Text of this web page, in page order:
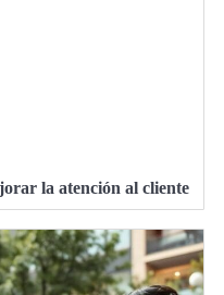
la atención al cliente